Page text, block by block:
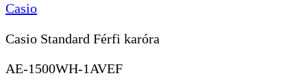
Casio
Casio Standard Férfi karóra
AE-1500WH-1AVEF